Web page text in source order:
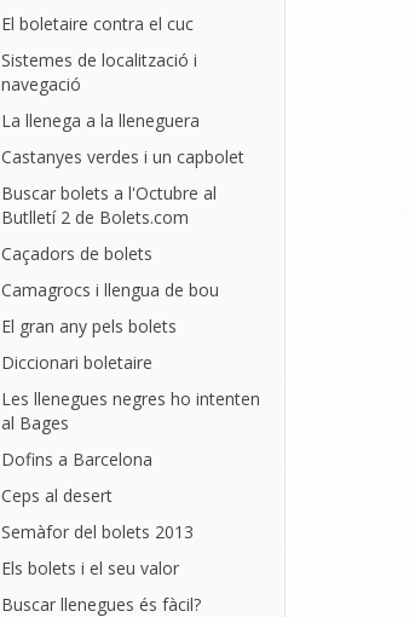
El boletaire contra el cuc
Sistemes de localització i
navegació
La llenega a la lleneguera
Castanyes verdes i un capbolet
Buscar bolets a l'Octubre al
Butlletí 2 de Bolets.com
Caçadors de bolets
Camagrocs i llengua de bou
El gran any pels bolets
Diccionari boletaire
Les llenegues negres ho intenten
al Bages
Dofins a Barcelona
Ceps al desert
Semàfor del bolets 2013
Els bolets i el seu valor
Buscar llenegues és fàcil?